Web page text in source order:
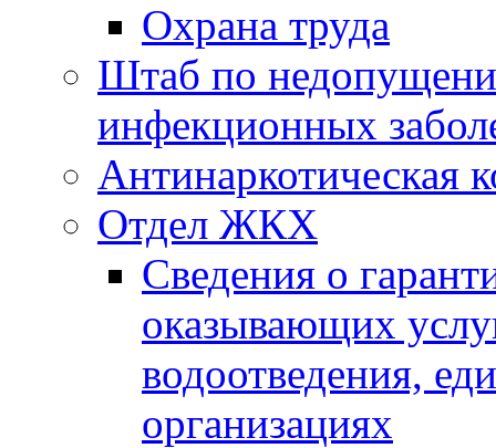
Охрана труда
Штаб по
инфекционных
Антинаркотическая
Отдел ЖКХ
Сведения о
оказывающих
водоотведения,
организациях